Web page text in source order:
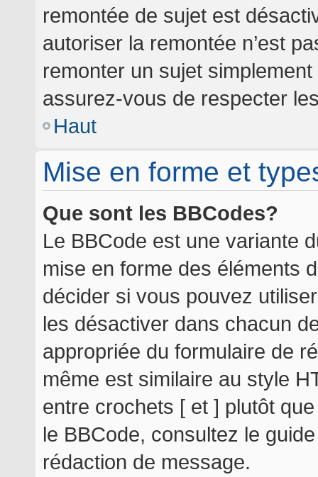
remontée de sujet est
autoriser la remontée n’est
remonter un sujet
assurez-vous de respecter
Haut
Mise en forme et
Que sont les BBCodes?
Le BBCode est une variante
mise en forme des éléments
décider si vous pouvez
les désactiver dans chacun
appropriée du formulaire de
même est similaire au style
entre crochets [ et ] plutôt
le BBCode, consultez le
rédaction de message.